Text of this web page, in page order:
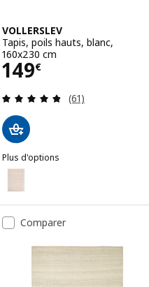
5 étoiles. Nombre total de
int/extérieur, brun moyen,
VOLLERSLEV
Tapis, poils hauts, blanc,
160x230 cm
149€
Prix 149€
Révision: 4.8
(61)
Plus d'options
VOLLERSLEV
Option : VOLLERSLEV, Tapis,
Option : VOLLERSLEV, Tapis,
Comparer